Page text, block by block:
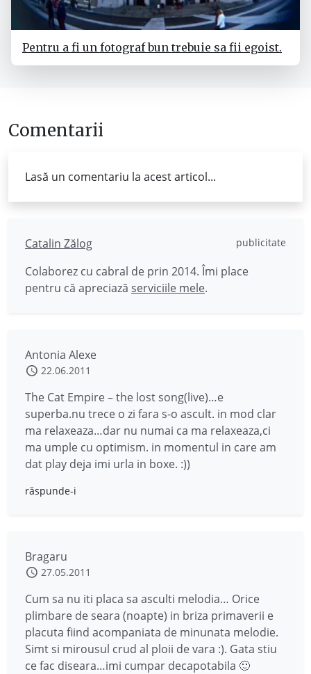
Pentru a fi un fotograf bun trebuie sa fii egoist.
Comentarii
Lasă un comentariu la acest articol...
Catalin Zălog publicitate
Colaborez cu cabral de prin 2014. Îmi place
pentru că apreciază serviciile mele.
Antonia Alexe
22.06.2011
The Cat Empire – the lost song(live)…e
superba.nu trece o zi fara s-o ascult. in mod clar
ma relaxeaza…dar nu numai ca ma relaxeaza,ci
ma umple cu optimism. in momentul in care am
dat play deja imi urla in boxe. :))
răspunde-i
Bragaru
27.05.2011
Cum sa nu iti placa sa asculti melodia… Orice
plimbare de seara (noapte) in briza primaverii e
placuta fiind acompaniata de minunata melodie.
Simt si mirousul crud al ploii de vara :). Gata stiu
ce fac diseara…imi cumpar decapotabila 🙂